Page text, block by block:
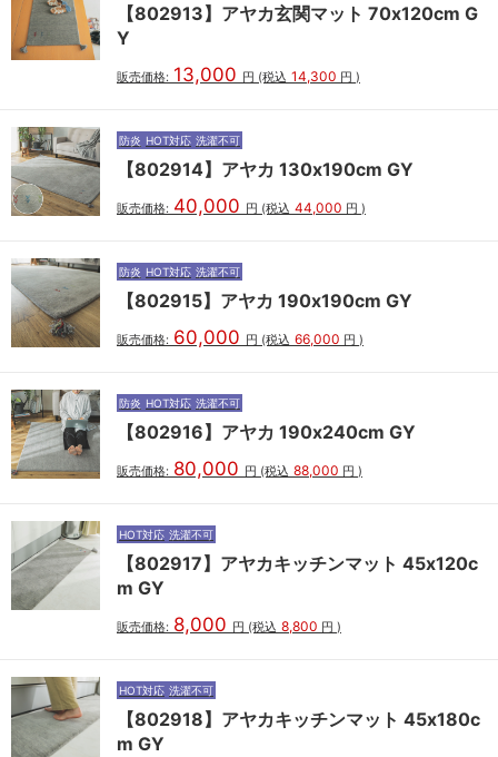
【802913】アヤカ玄関マット 70x120cm G
Y
販売価格: 13,000 円 (税込 14,300 円 )
防炎 HOT対応 洗濯不可
【802914】アヤカ 130x190cm GY
販売価格: 40,000 円 (税込 44,000 円 )
防炎 HOT対応 洗濯不可
【802915】アヤカ 190x190cm GY
販売価格: 60,000 円 (税込 66,000 円 )
防炎 HOT対応 洗濯不可
【802916】アヤカ 190x240cm GY
販売価格: 80,000 円 (税込 88,000 円 )
HOT対応 洗濯不可
【802917】アヤカキッチンマット 45x120c
m GY
販売価格: 8,000 円 (税込 8,800 円 )
HOT対応 洗濯不可
【802918】アヤカキッチンマット 45x180c
m GY